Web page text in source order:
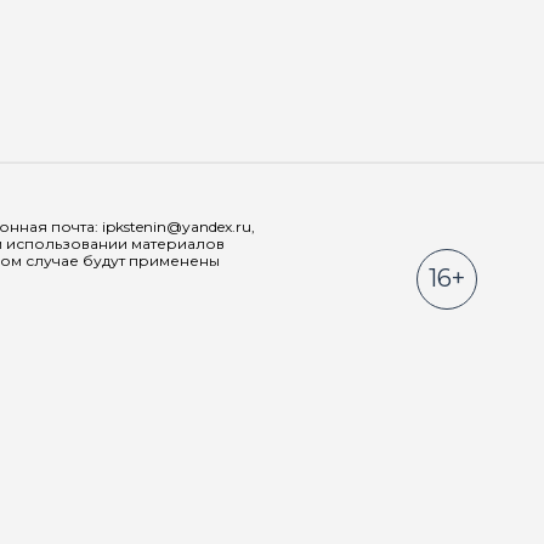
почта: ipkstenin@yandex.ru,
материалов
случае будут применены
16+